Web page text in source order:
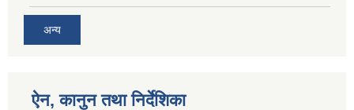
अन्य
ऐन, कानुन तथा निर्देशिका